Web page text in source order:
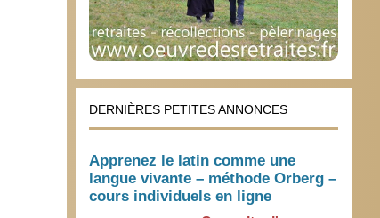
DERNIÈRES PETITES ANNONCES
Apprenez le latin comme une
langue vivante – méthode Orberg –
cours individuels en ligne